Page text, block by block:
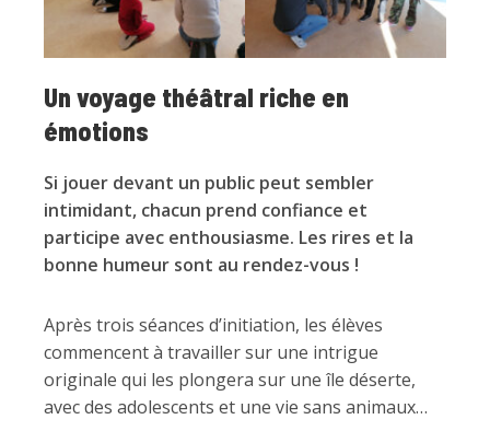
Un voyage théâtral riche en
émotions
Si jouer devant un public peut sembler
intimidant, chacun prend confiance et
participe avec enthousiasme. Les rires et la
bonne humeur sont au rendez-vous !
Après trois séances d’initiation, les élèves
commencent à travailler sur une intrigue
originale qui les plongera sur une île déserte,
avec des adolescents et une vie sans animaux…